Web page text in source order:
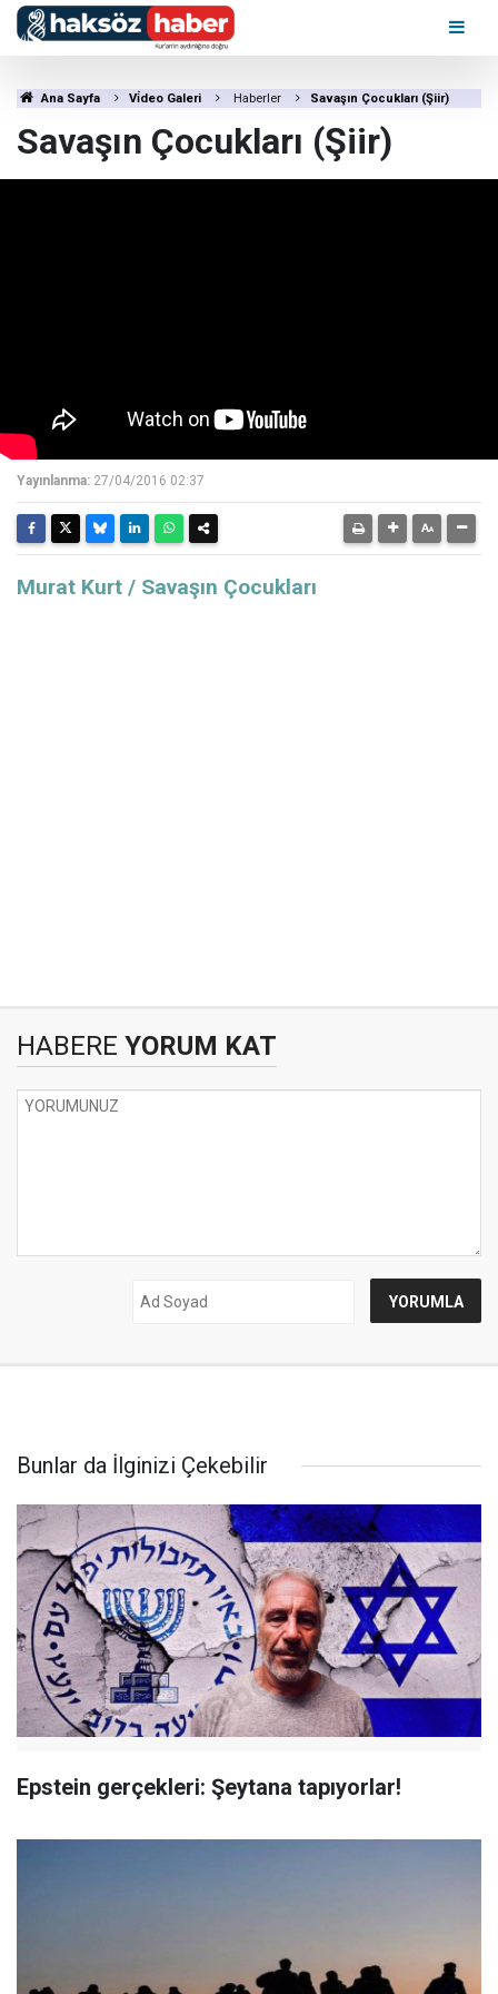
Ana Sayfa Vi̇deo Galeri Haberler Savaşın Çocukları (Şiir)
Savaşın Çocukları (Şiir)
Yayınlanma: 27/04/2016 02:37
Murat Kurt / Savaşın Çocukları
HABERE YORUM KAT
Bunlar da İlginizi Çekebilir
Epstein gerçekleri: Şeytana tapıyorlar!